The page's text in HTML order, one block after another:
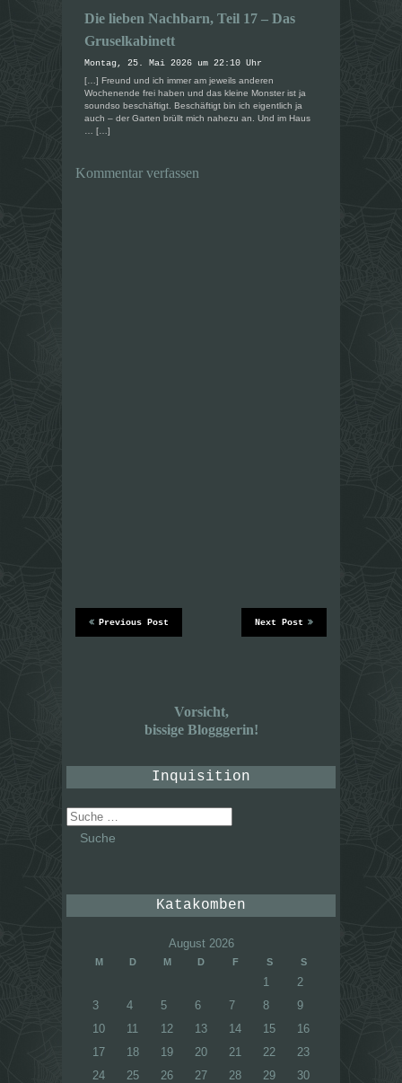
t
e
r
g
ö
f
f
n
e
t
t
e
e
ö
f
f
n
e
t
Die lieben Nachbarn, Teil 17 – Das
Gruselkabinett
Montag, 25. Mai 2026 um 22:10 Uhr
[…] Freund und ich immer am jeweils anderen
Wochenende frei haben und das kleine Monster ist ja
soundso beschäftigt. Beschäftigt bin ich eigentlich ja
auch – der Garten brüllt mich nahezu an. Und im Haus
… […]
Kommentar verfassen
Next Post
Previous Post
Vorsicht,
bissige Blogggerin!
Inquisition
Suche
nach:
Katakomben
August 2026
M D M D F S S
1
2
3
4 5 6 7 8
9
10
11 12 13 14 15
16
17
18 19 20 21 22
23
24
25 26 27 28 29
30